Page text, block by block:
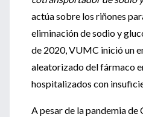
actúa sobre los riñones
eliminación de sodio y
de 2020, VUMC inició un
aleatorizado del fármaco
hospitalizados con
A pesar de la pandemia